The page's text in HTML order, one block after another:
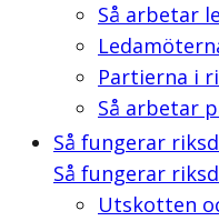
Så arbetar
Partierna i
Så arbetar
Så fungerar
Så fungerar
Utskotten